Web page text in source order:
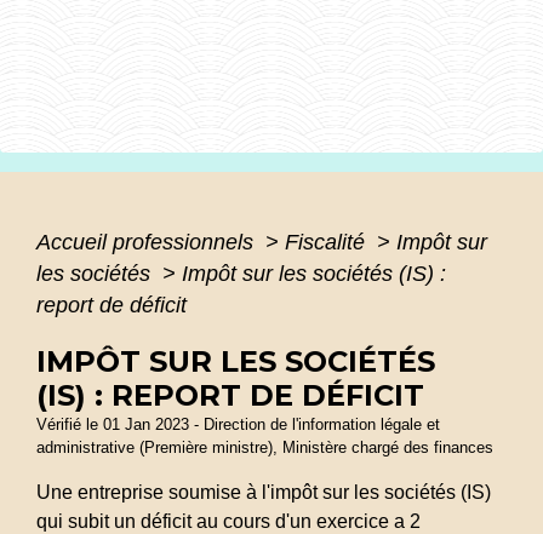
Accueil professionnels > Fiscalité > Impôt sur
les sociétés > Impôt sur les sociétés (IS) :
report de déficit
IMPÔT SUR LES SOCIÉTÉS
(IS) : REPORT DE DÉFICIT
Vérifié le 01 Jan 2023 - Direction de l'information légale et
administrative (Première ministre), Ministère chargé des finances
Une entreprise soumise à l'impôt sur les sociétés (IS)
qui subit un déficit au cours d'un exercice a 2